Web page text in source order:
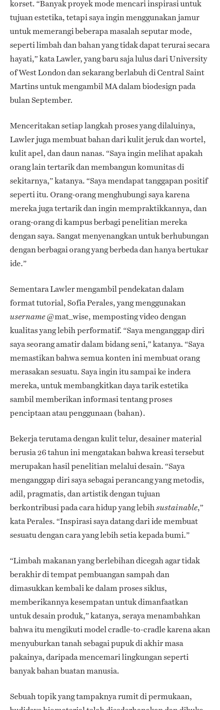
korset. “Banyak proyek mode mencari inspirasi untuk
tujuan estetika, tetapi saya ingin menggunakan jamur
untuk memerangi beberapa masalah seputar mode,
seperti limbah dan bahan yang tidak dapat terurai secara
hayati,” kata Lawler, yang baru saja lulus dari University
of West London dan sekarang berlabuh di Central Saint
Martins untuk mengambil MA dalam biodesign pada
bulan September.
Menceritakan setiap langkah proses yang dilaluinya,
Lawler juga membuat bahan dari kulit jeruk dan wortel,
kulit apel, dan daun nanas. “Saya ingin melihat apakah
orang lain tertarik dan membangun komunitas di
sekitarnya,” katanya. “Saya mendapat tanggapan positif
seperti itu. Orang-orang menghubungi saya karena
mereka juga tertarik dan ingin mempraktikkannya, dan
orang-orang di kampus berbagi penelitian mereka
dengan saya. Sangat menyenangkan untuk berhubungan
dengan berbagai orang yang berbeda dan hanya bertukar
ide.”
Sementara Lawler mengambil pendekatan dalam
format tutorial, Sofia Perales, yang menggunakan
username @mat_wise, memposting video dengan
kualitas yang lebih performatif. “Saya menganggap diri
saya seorang amatir dalam bidang seni,” katanya. “Saya
memastikan bahwa semua konten ini membuat orang
merasakan sesuatu. Saya ingin itu sampai ke indera
mereka, untuk membangkitkan daya tarik estetika
sambil memberikan informasi tentang proses
penciptaan atau penggunaan (bahan).
Bekerja terutama dengan kulit telur, desainer material
berusia 26 tahun ini mengatakan bahwa kreasi tersebut
merupakan hasil penelitian melalui desain. “Saya
menganggap diri saya sebagai perancang yang metodis,
adil, pragmatis, dan artistik dengan tujuan
berkontribusi pada cara hidup yang lebihsustainable,”
kata Perales. “Inspirasi saya datang dari ide membuat
sesuatu dengan cara yang lebih setia kepada bumi.”
“Limbah makanan yang berlebihan dicegah agar tidak
berakhir di tempat pembuangan sampah dan
dimasukkan kembali ke dalam proses siklus,
memberikannya kesempatan untuk dimanfaatkan
untuk desain produk,” katanya, seraya menambahkan
bahwa itu mengikuti model cradle-to-cradle karena akan
menyuburkan tanah sebagai pupuk di akhir masa
pakainya, daripada mencemari lingkungan seperti
banyak bahan buatan manusia.
Sebuah topik yang tampaknya rumit di permukaan,